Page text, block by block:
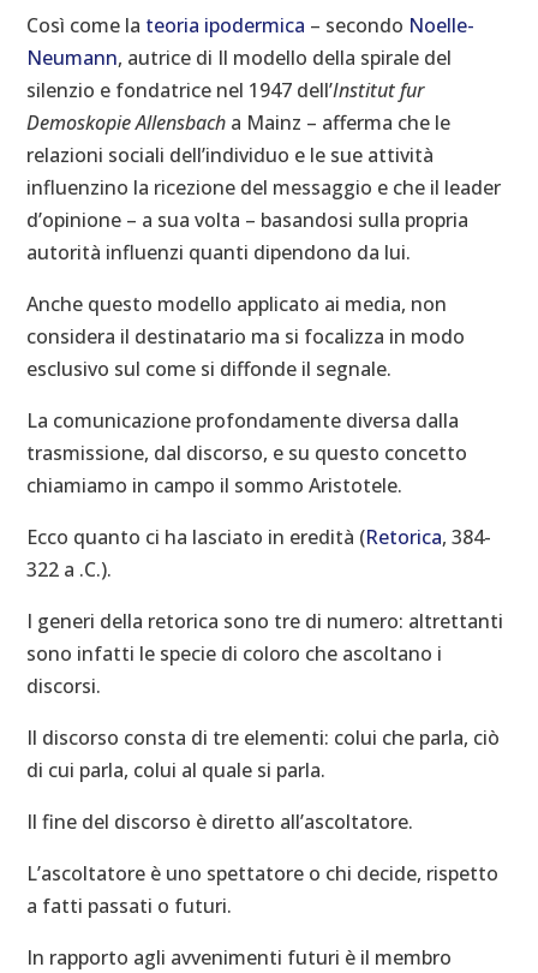
Così come la teoria ipodermica – secondo Noelle-
Neumann, autrice di Il modello della spirale del
silenzio e fondatrice nel 1947 dell’Institut fur
Demoskopie Allensbach a Mainz – afferma che le
relazioni sociali dell’individuo e le sue attività
influenzino la ricezione del messaggio e che il leader
d’opinione – a sua volta – basandosi sulla propria
autorità influenzi quanti dipendono da lui.
Anche questo modello applicato ai media, non
considera il destinatario ma si focalizza in modo
esclusivo sul come si diffonde il segnale.
La comunicazione profondamente diversa dalla
trasmissione, dal discorso, e su questo concetto
chiamiamo in campo il sommo Aristotele.
Ecco quanto ci ha lasciato in eredità (Retorica, 384-
322 a .C.).
I generi della retorica sono tre di numero: altrettanti
sono infatti le specie di coloro che ascoltano i
discorsi.
Il discorso consta di tre elementi: colui che parla, ciò
di cui parla, colui al quale si parla.
Il fine del discorso è diretto all’ascoltatore.
L’ascoltatore è uno spettatore o chi decide, rispetto
a fatti passati o futuri.
In rapporto agli avvenimenti futuri è il membro